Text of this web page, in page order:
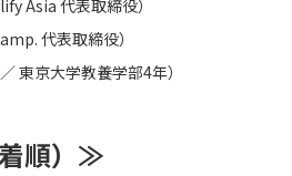
Asia 代表取締役）
代表取締役）
東京大学教養学部4年）
順）≫